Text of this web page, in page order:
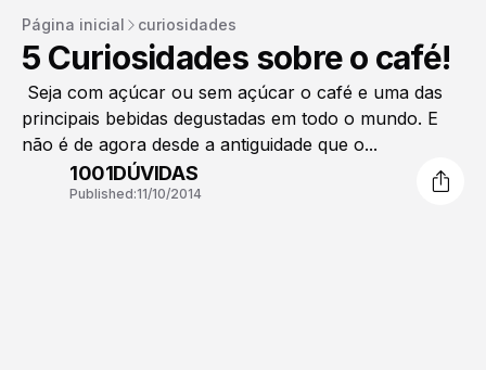
Página inicial curiosidades
5 Curiosidades sobre o café!
Seja com açúcar ou sem açúcar o café e uma das
principais bebidas degustadas em todo o mundo. E
não é de agora desde a antiguidade que o...
1001DÚVIDAS
Published:11/10/2014